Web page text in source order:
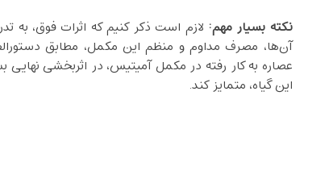
نکته بسیار مهم: لازم است ذکر کنیم که اثرات فوق، به‌
آن‌ها، مصرف مداوم و منظم این مکمل، مطابق
عصاره به ‌کار رفته در مکمل آمیتیس، در اثربخشی نهایی
این گیاه، متمایز کند.